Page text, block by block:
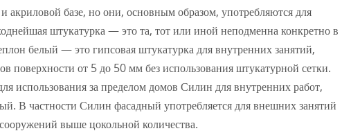
акриловой базе, но они, основным образом, употребляются для
штукатурка — это та, тот или иной неподменна конкретно в
белый — это гипсовая штукатурка для внутренних занятий,
поверхности от 5 до 50 мм без использования штукатурной сетки.
использования за пределом домов Силин для внутренних работ,
В частности Силин фасадный употребляется для внешних занятий
выше цокольной количества.